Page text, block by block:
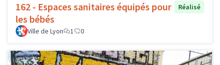
162 - Espaces sanitaires équipés pour
les bébés
Réalisé
Ville de Lyon 1 0